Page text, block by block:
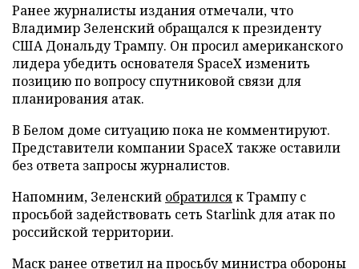
Ранее журналисты издания отмечали, что
Владимир Зеленский обращался к президенту
США Дональду Трампу. Он просил американского
лидера убедить основателя SpaceX изменить
позицию по вопросу спутниковой связи для
планирования атак.
В Белом доме ситуацию пока не комментируют.
Представители компании SpaceX также оставили
без ответа запросы журналистов.
Напомним, Зеленский обратилсяк Трампу с
просьбой задействовать сеть Starlink для атак по
российской территории.
Маск ранее ответилна просьбу министра обороны